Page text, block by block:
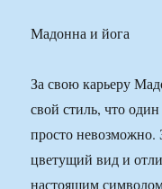
Мадонна и йога
За свою карьеру
свой стиль, что
просто невозможно.
цветущий вид и
настоящим